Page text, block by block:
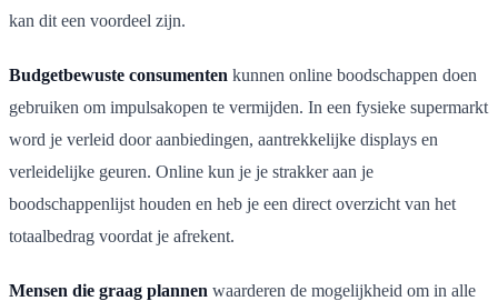
kan dit een voordeel zijn.
Budgetbewuste consumenten kunnen online boodschappen doen
gebruiken om impulsakopen te vermijden. In een fysieke supermarkt
word je verleid door aanbiedingen, aantrekkelijke displays en
verleidelijke geuren. Online kun je je strakker aan je
boodschappenlijst houden en heb je een direct overzicht van het
totaalbedrag voordat je afrekent.
Mensen die graag plannen waarderen de mogelijkheid om in alle